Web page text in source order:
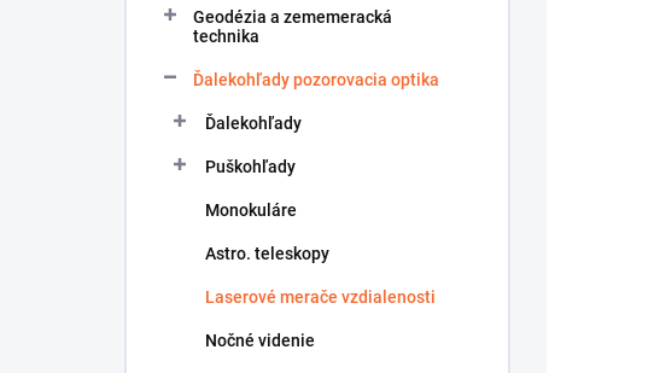
Geodézia a zememeracká
technika
Ďalekohľady pozorovacia optika
Ďalekohľady
Puškohľady
Monokuláre
Astro. teleskopy
Laserové merače vzdialenosti
Nočné videnie